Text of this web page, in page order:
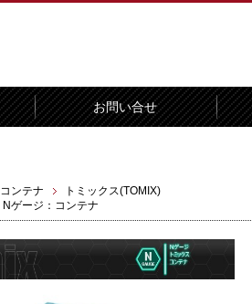
お問い合せ
コンテナ
トミックス(TOMIX)
Nゲージ：コンテナ